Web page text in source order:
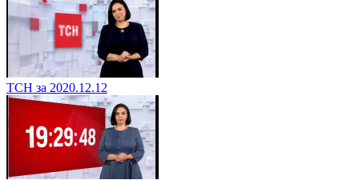
ТСН за 2020.12.12